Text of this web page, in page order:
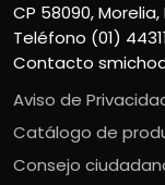
CP 58090, Morelia,
Teléfono (01)
Contacto
Aviso de
Catálogo de
Consejo